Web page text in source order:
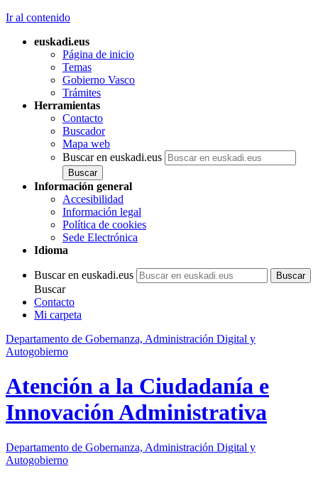
Ir al contenido
euskadi.eus
Página de inicio
Temas
Gobierno Vasco
Trámites
Herramientas
Contacto
Buscador
Mapa web
Buscar en euskadi.eus
Información general
Accesibilidad
Información legal
Política de cookies
Sede Electrónica
Idioma
Buscar en euskadi.eus
Buscar
Contacto
Mi carpeta
Departamento de Gobernanza, Administración Digital y
Autogobierno
Atención a la Ciudadanía e
Innovación Administrativa
Departamento de Gobernanza, Administración Digital y
Autogobierno